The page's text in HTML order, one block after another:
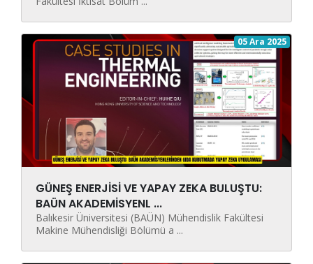
05 Ara 2025
GÜNEŞ ENERJİSİ VE YAPAY ZEKA BULUŞTU:
BAÜN AKADEMİSYENL ...
Balıkesir Üniversitesi (BAÜN) Mühendislik Fakültesi
Makine Mühendisliği Bölümü a ...